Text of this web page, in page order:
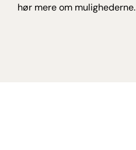
hør mere om mulighederne.